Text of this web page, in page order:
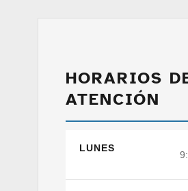
HORARIOS
ATENCIÓN
LUNES